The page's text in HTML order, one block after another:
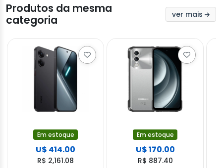
Produtos da mesma
categoria
ver mais
Em estoque
U$ 414.00
R$ 2,161.08
Em estoque
U$ 170.00
R$ 887.40